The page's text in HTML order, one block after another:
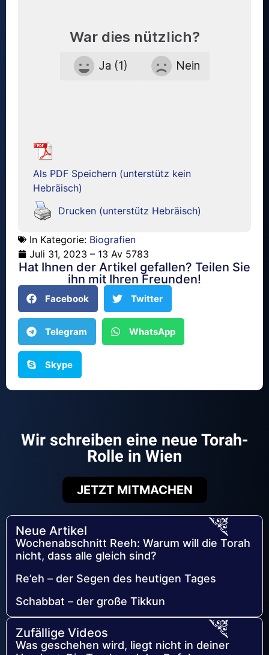
War dies nützlich?
Ja (1) Nein
Als PDF Speichern (unterstütz kein
Hebräisch)
Drucken (unterstütz Hebräisch)
In Kategorie: Biografien
Juli 31, 2023 – 13 Av 5783
Hat Ihnen der Artikel gefallen? Teilen Sie
ihn mit Ihren Freunden!
Facebook Twitter
Telegram WhatsApp
Skype
Wir schreiben eine neue Torah-
Rolle in Wien
JETZT MITMACHEN
Neue Artikel
Wochenabschnitt Reeh: Warum will die Torah
nicht, dass alle gleich sind?
Re’eh – der Segen des heutigen Tages
Schabbat – der große Tikkun
Zufällige Videos
Was geschehen wird, liegt nicht in deiner